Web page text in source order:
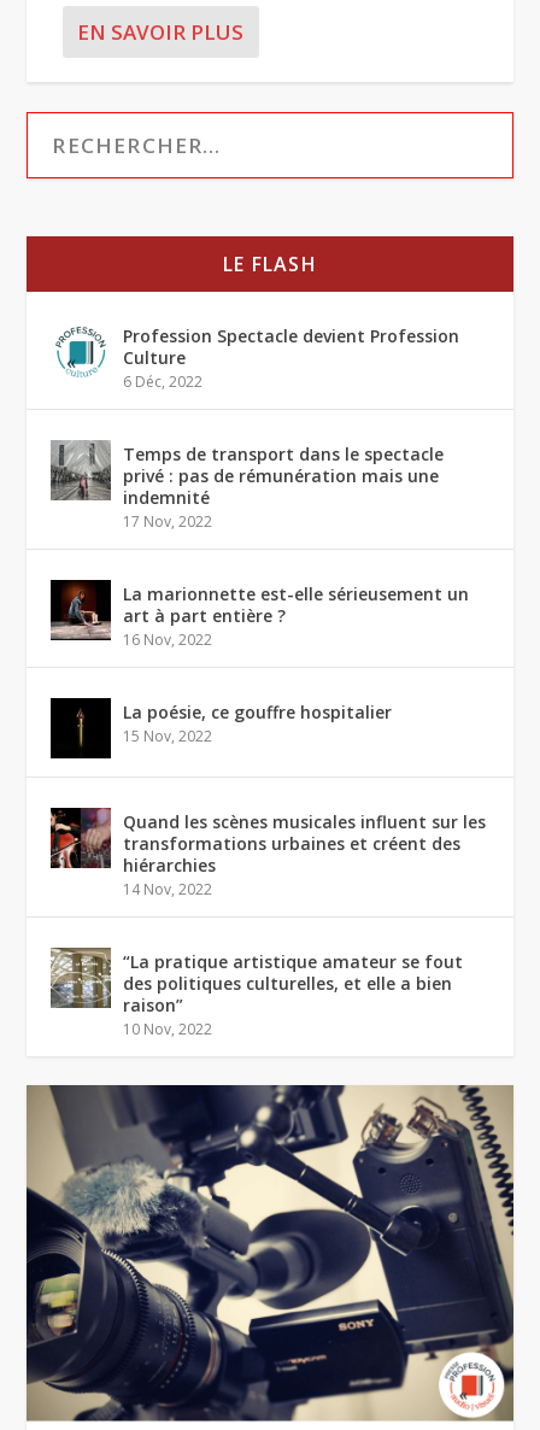
EN SAVOIR PLUS
LE FLASH
Profession Spectacle devient Profession
Culture
6 Déc, 2022
Temps de transport dans le spectacle
privé : pas de rémunération mais une
indemnité
17 Nov, 2022
La marionnette est-elle sérieusement un
art à part entière ?
16 Nov, 2022
La poésie, ce gouffre hospitalier
15 Nov, 2022
Quand les scènes musicales influent sur les
transformations urbaines et créent des
hiérarchies
14 Nov, 2022
“La pratique artistique amateur se fout
des politiques culturelles, et elle a bien
raison”
10 Nov, 2022